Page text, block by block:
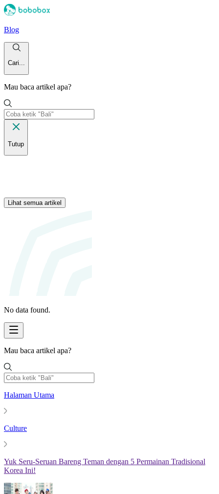
Blog
Cari...
Mau baca artikel apa?
Tutup
Lihat semua artikel
No data found.
Mau baca artikel apa?
Halaman Utama
Culture
Yuk Seru-Seruan Bareng Teman dengan 5 Permainan Tradisional
Korea Ini!